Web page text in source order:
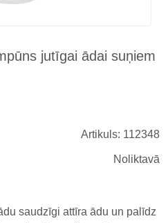
jutīgai ādai suņiem
Artikuls: 112348
Noliktavā
saudzīgi attīra ādu un palīdz